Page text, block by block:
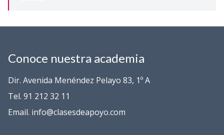
Conoce nuestra academia
Dir. Avenida Menéndez Pelayo 83, 1º A
Tel. 91 212 32 11
Email. info@clasesdeapoyo.com